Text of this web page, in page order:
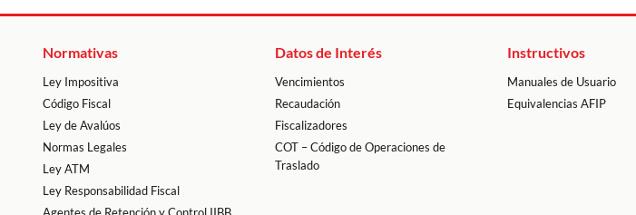
Normativas
Ley Impositiva
Código Fiscal
Ley de Avalúos
Normas Legales
Ley ATM
Ley Responsabilidad Fiscal
Datos de Interés
Vencimientos
Recaudación
Fiscalizadores
COT – Código de Operaciones de
Traslado
Instructivos
Manuales de Usuario
Equivalencias AFIP